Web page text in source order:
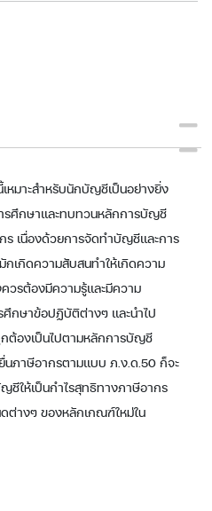
เหมาะสำหรับนักบัญชีเป็นอย่างยิ่ง
รศึกษาและทบทวนหลักการบัญชี
เนื่องด้วยการจัดทำบัญชีและการ
เกิดความสับสนทำให้เกิดความ
รต้องมีความรู้และมีความ
กษาข้อปฏิบัติต่างๆ และนำไป
ต้องเป็นไปตามหลักการบัญชี
ภาษีอากรตามแบบ ภ.ง.ด.50 ก็จะ
ชีให้เป็นกำไรสุทธิทางภาษีอากร
ต่างๆ ของหลักเกณฑ์ใหม่ใน